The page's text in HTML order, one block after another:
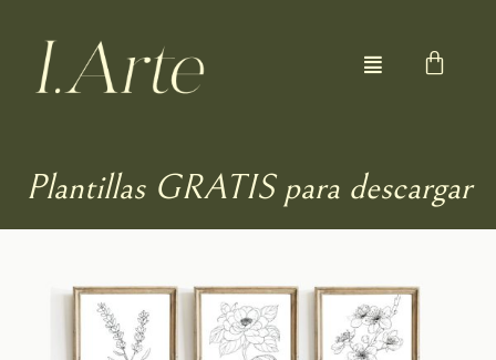
contenido
Menú
Plantillas GRATIS para descargar